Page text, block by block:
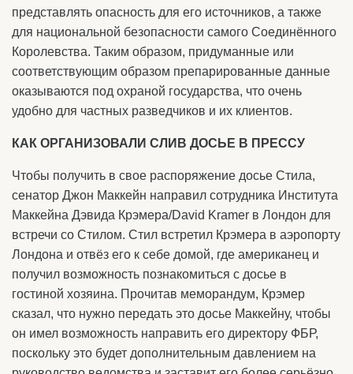
представлять опасность для его источников, а также
для национальной безопасности самого Соединённого
Королевства. Таким образом, придуманные или
соответствующим образом препарированные данные
оказываются под охраной государства, что очень
удобно для частных разведчиков и их клиентов.
КАК ОРГАНИЗОВАЛИ СЛИВ ДОСЬЕ В ПРЕССУ
Чтобы получить в свое распоряжение досье Стила,
сенатор Джон Маккейн направил сотрудника Института
Маккейна Дэвида Крэмера/David Kramer в Лондон для
встречи со Стилом. Стил встретил Крэмера в аэропорту
Лондона и отвёз его к себе домой, где американец и
получил возможность познакомиться с досье в
гостиной хозяина. Прочитав меморандум, Крэмер
сказал, что нужно передать это досье Маккейну, чтобы
он имел возможность направить его директору ФБР,
поскольку это будет дополнительным давлением на